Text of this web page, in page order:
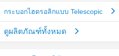
กระบอกไฮดรอลิกแบบ Telescopic
ดูผลิตภัณฑ์ทั้งหมด